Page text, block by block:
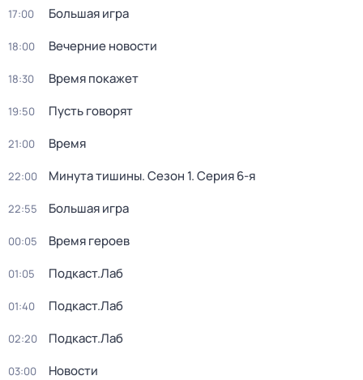
17:00 Большая игра
18:00 Вечерние новости
18:30 Время покажет
19:50 Пусть говорят
21:00 Время
22:00 Минута тишины. Сезон 1. Серия 6-я
22:55 Большая игра
00:05 Время героев
01:05 Подкаст.Лаб
01:40 Подкаст.Лаб
02:20 Подкаст.Лаб
03:00 Новости